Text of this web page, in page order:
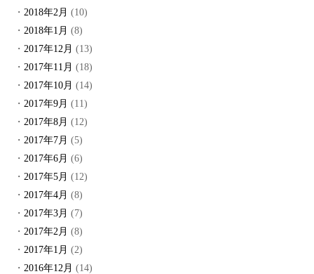
2018年2月 (10)
2018年1月 (8)
2017年12月 (13)
2017年11月 (18)
2017年10月 (14)
2017年9月 (11)
2017年8月 (12)
2017年7月 (5)
2017年6月 (6)
2017年5月 (12)
2017年4月 (8)
2017年3月 (7)
2017年2月 (8)
2017年1月 (2)
2016年12月 (14)